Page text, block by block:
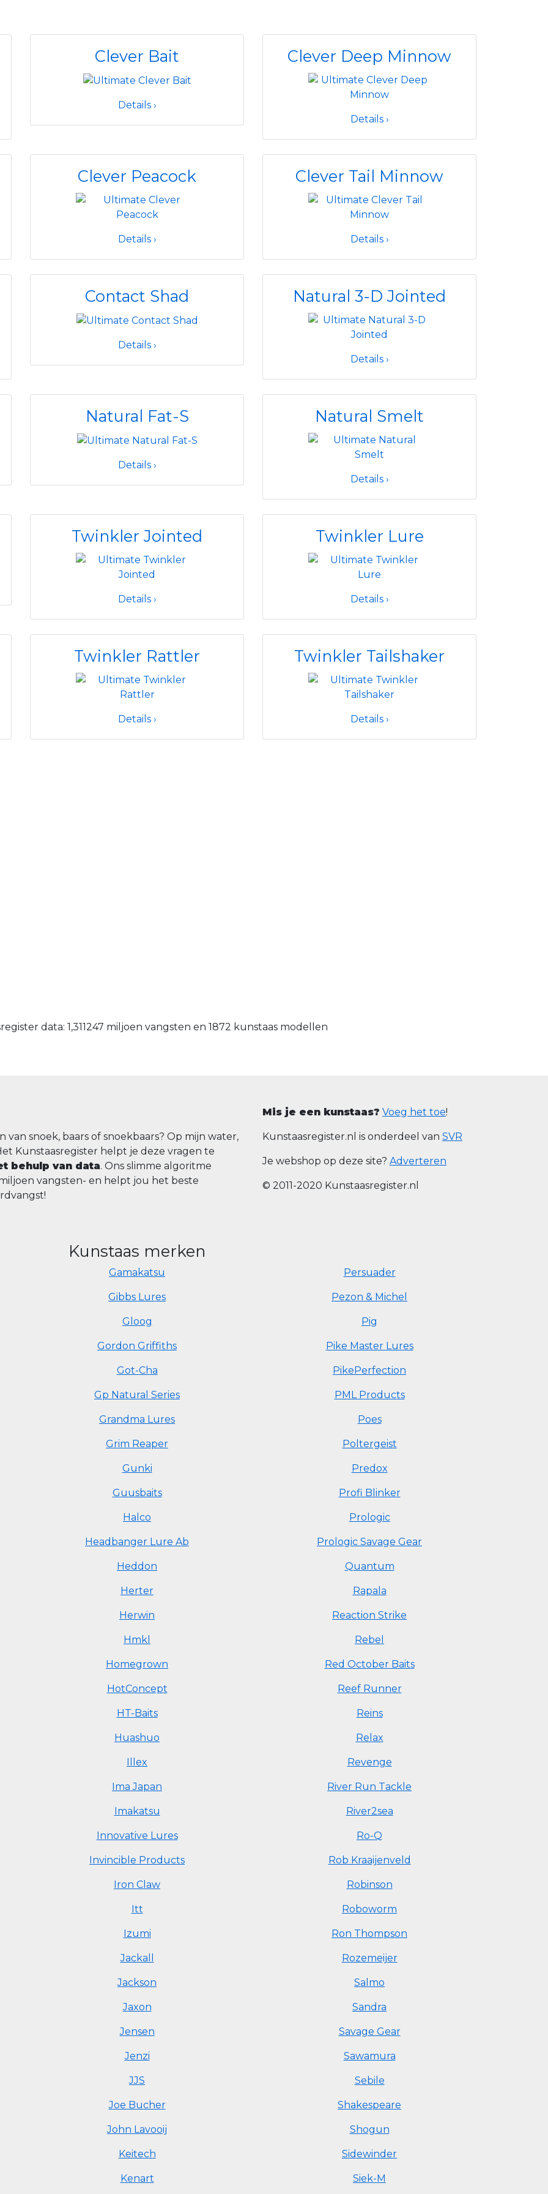
Clever Bait
Details ›
Clever Deep Minnow
Details ›
Clever Peacock
Details ›
Clever Tail Minnow
Details ›
Contact Shad
Details ›
Natural 3-D Jointed
Details ›
Natural Fat-S
Details ›
Natural Smelt
Details ›
Twinkler Jointed
Details ›
Twinkler Lure
Details ›
Twinkler Rattler
Details ›
Twinkler Tailshaker
Details ›
data: 1,311247 miljoen vangsten en 1872 kunstaas modellen
snoek, baars of snoekbaars? Op mijn water,
Kunstaasregister helpt je deze vragen te
behulp van data. Ons slimme algoritme
vangsten- en helpt jou het beste
Mis je een kunstaas? Voeg het toe!
Kunstaasregister.nl is onderdeel van SVR
Je webshop op deze site? Adverteren
© 2011-2020 Kunstaasregister.nl
Kunstaas merken
Gamakatsu
Gibbs Lures
Gloog
Gordon Griffiths
Got-Cha
Gp Natural Series
Grandma Lures
Grim Reaper
Gunki
Guusbaits
Halco
Headbanger Lure Ab
Heddon
Herter
Herwin
Hmkl
Homegrown
HotConcept
HT-Baits
Huashuo
Illex
Ima Japan
Imakatsu
Innovative Lures
Invincible Products
Iron Claw
Itt
Izumi
Jackall
Jackson
Jaxon
Jensen
Jenzi
JJS
Joe Bucher
John Lavooij
Keitech
Kenart
Persuader
Pezon & Michel
Pig
Pike Master Lures
PikePerfection
PML Products
Poes
Poltergeist
Predox
Profi Blinker
Prologic
Prologic Savage Gear
Quantum
Rapala
Reaction Strike
Rebel
Red October Baits
Reef Runner
Reins
Relax
Revenge
River Run Tackle
River2sea
Ro-Q
Rob Kraaijenveld
Robinson
Roboworm
Ron Thompson
Rozemeijer
Salmo
Sandra
Savage Gear
Sawamura
Sebile
Shakespeare
Shogun
Sidewinder
Siek-M